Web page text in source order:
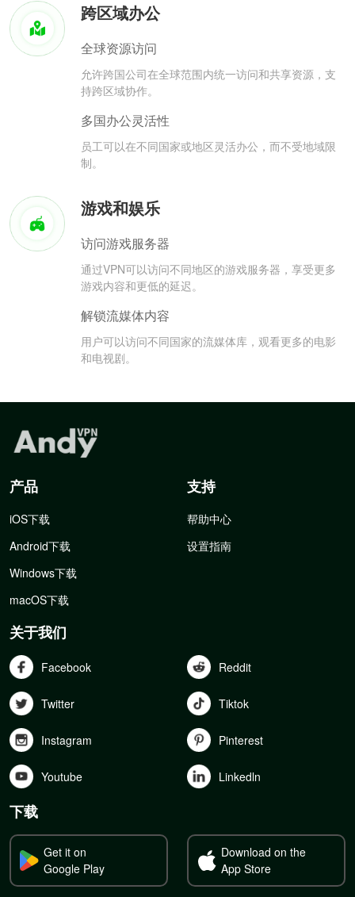
跨区域办公
全球资源访问
允许跨国公司在全球范围内统一访问和共享资源，支
持跨区域协作。
多国办公灵活性
员工可以在不同国家或地区灵活办公，而不受地域限
制。
游戏和娱乐
访问游戏服务器
通过VPN可以访问不同地区的游戏服务器，享受更多
游戏内容和更低的延迟。
解锁流媒体内容
用户可以访问不同国家的流媒体库，观看更多的电影
和电视剧。
产品
iOS下载
Android下载
Windows下载
macOS下载
支持
帮助中心
设置指南
关于我们
Facebook Reddit
Twitter Tiktok
Instagram Pinterest
Youtube Linkedln
下载
Get it on
Google Play
Download on the
App Store